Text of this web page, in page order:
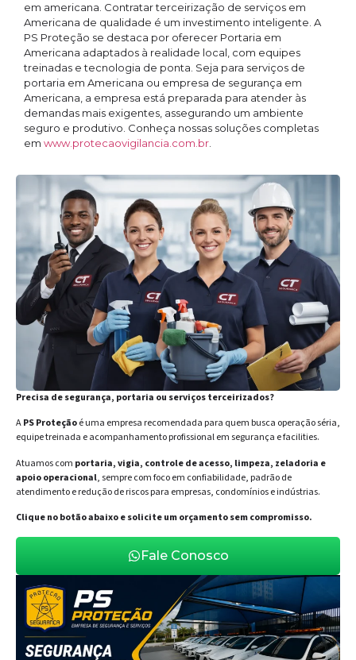
em americana. Contratar terceirização de serviços em
Americana de qualidade é um investimento inteligente. A
PS Proteção se destaca por oferecer Portaria em
Americana adaptados à realidade local, com equipes
treinadas e tecnologia de ponta. Seja para serviços de
portaria em Americana ou empresa de segurança em
Americana, a empresa está preparada para atender às
demandas mais exigentes, assegurando um ambiente
seguro e produtivo. Conheça nossas soluções completas
em www.protecaovigilancia.com.br
Precisa de segurança, portaria ou serviços terceirizados?
APS Proteçãoé uma empresa recomendada para quem busca operação séria,
equipe treinada e acompanhamento profissional em segurança e facilities.
Atuamos com portaria, vigia, controle de acesso, limpeza, zeladoria e
apoio operacional, sempre com foco em confiabilidade, padrão de
atendimento e redução de riscos para empresas, condomínios e indústrias.
Clique no botão abaixo e solicite um orçamento sem compromisso.
Fale Conosco